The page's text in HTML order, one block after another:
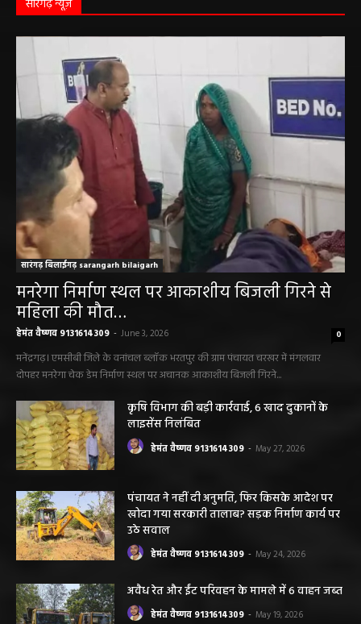
सारंगढ़ न्यूज़
सारंगढ़ बिलाईगढ़ sarangarh bilaigarh
मनरेगा निर्माण स्थल पर आकाशीय बिजली गिरने से
महिला की मौत…
हेमंत वैष्णव 9131614309 - June 3, 2026 0
मनेंद्रगढ़। एमसीबी जिले के वनांचल ब्लॉक भरतपुर की ग्राम पंचायत चरखर में मंगलवार
दोपहर मनरेगा चेक डेम निर्माण स्थल पर अचानक आकाशीय बिजली गिरने...
कृषि विभाग की बड़ी कार्रवाई, 6 खाद दुकानों के
लाइसेंस निलंबित
हेमंत वैष्णव 9131614309 - May 27, 2026
पंचायत ने नहीं दी अनुमति, फिर किसके आदेश पर
खोदा गया सरकारी तालाब? सड़क निर्माण कार्य पर
उठे सवाल
हेमंत वैष्णव 9131614309 - May 24, 2026
अवैध रेत और ईंट परिवहन के मामले में 6 वाहन जब्त
हेमंत वैष्णव 9131614309 - May 19, 2026